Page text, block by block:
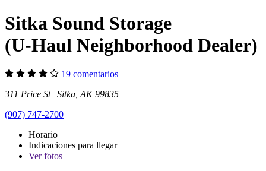
Sitka Sound Storage
(U-Haul Neighborhood Dealer)
19 comentarios
311 Price St Sitka, AK 99835
(907) 747-2700
Horario
Indicaciones para llegar
Verfotos